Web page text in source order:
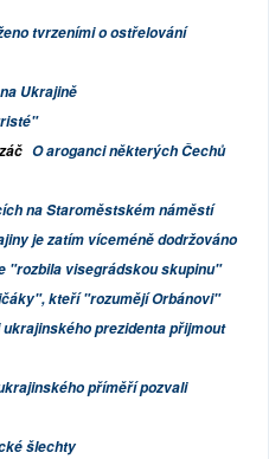
tvrzeními o ostřelování
Ukrajině
O aroganci některých Čechů
na Staroměstském náměstí
je zatím víceméně dodržováno
"rozbila visegrádskou skupinu"
kteří "rozumějí Orbánovi"
prezidenta přijmout
příměří pozvali
šlechty